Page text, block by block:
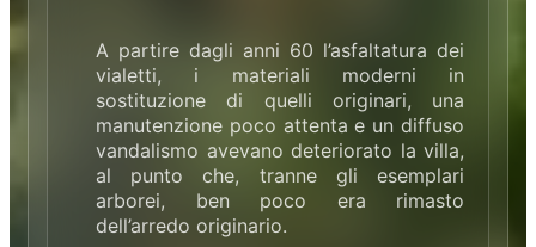
A partire dagli anni 60 l’asfaltatura dei
vialetti, i materiali moderni in
sostituzione di quelli originari, una
manutenzione poco attenta e un diffuso
vandalismo avevano deteriorato la villa,
al punto che, tranne gli esemplari
arborei, ben poco era rimasto
dell’arredo originario.